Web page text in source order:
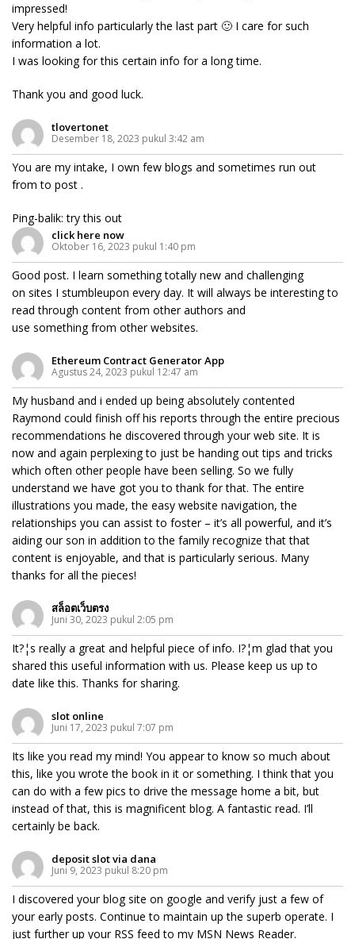
impressed!
Very helpful info particularly the last part 🙂 I care for such
information a lot.
I was looking for this certain info for a long time.
Thank you and good luck.
tlovertonet
Desember 18, 2023 pukul 3:42 am
You are my intake, I own few blogs and sometimes run out
from to post .
Ping-balik:try this out
click here now
Oktober 16, 2023 pukul 1:40 pm
Good post. I learn something totally new and challenging
on sites I stumbleupon every day. It will always be interesting to
read through content from other authors and
use something from other websites.
Ethereum Contract Generator App
Agustus 24, 2023 pukul 12:47 am
My husband and i ended up being absolutely contented
Raymond could finish off his reports through the entire precious
recommendations he discovered through your web site. It is
now and again perplexing to just be handing out tips and tricks
which often other people have been selling. So we fully
understand we have got you to thank for that. The entire
illustrations you made, the easy website navigation, the
relationships you can assist to foster – it’s all powerful, and it’s
aiding our son in addition to the family recognize that that
content is enjoyable, and that is particularly serious. Many
thanks for all the pieces!
สล็อตเว็บตรง
Juni 30, 2023 pukul 2:05 pm
It?¦s really a great and helpful piece of info. I?¦m glad that you
shared this useful information with us. Please keep us up to
date like this. Thanks for sharing.
slot online
Juni 17, 2023 pukul 7:07 pm
Its like you read my mind! You appear to know so much about
this, like you wrote the book in it or something. I think that you
can do with a few pics to drive the message home a bit, but
instead of that, this is magnificent blog. A fantastic read. I’ll
certainly be back.
deposit slot via dana
Juni 9, 2023 pukul 8:20 pm
I discovered your blog site on google and verify just a few of
your early posts. Continue to maintain up the superb operate. I
just further up your RSS feed to my MSN News Reader.